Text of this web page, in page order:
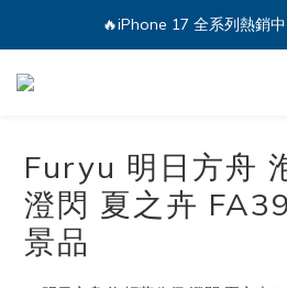
🔥iPhone 17 全系列熱銷
🔥iPhone 17 全系列熱銷
💕加入Q哥 Line 新好友
Furyu 明日方舟
澄閃 夏之卉
景品